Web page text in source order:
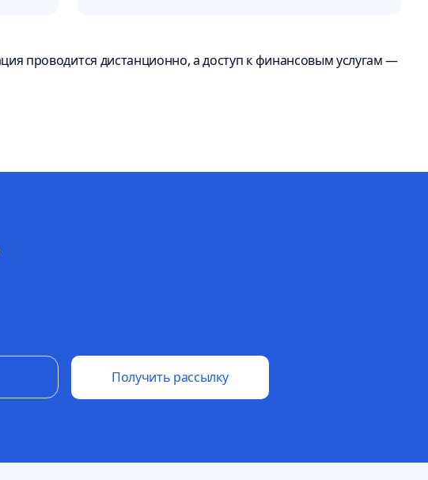
проводится дистанционно, а доступ к финансовым услугам —
Получить рассылку